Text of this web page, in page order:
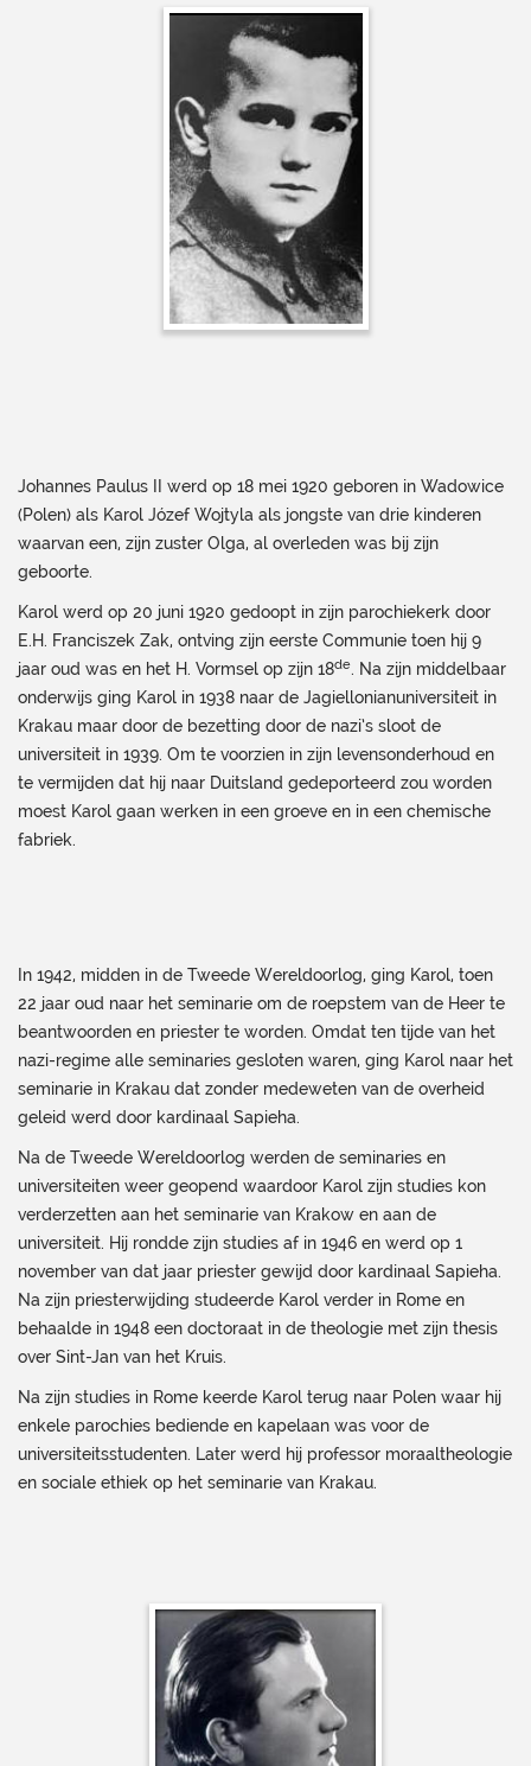
Johannes Paulus II werd op 18 mei 1920 geboren in Wadowice
(Polen) als Karol Józef Wojtyla als jongste van drie kinderen
waarvan een, zijn zuster Olga, al overleden was bij zijn
geboorte.
Karol werd op 20 juni 1920 gedoopt in zijn parochiekerk door
E.H. Franciszek Zak, ontving zijn eerste Communie toen hij 9
jaar oud was en het H. Vormsel op zijn 18de. Na zijn middelbaar
onderwijs ging Karol in 1938 naar de Jagiellonianuniversiteit in
Krakau maar door de bezetting door de nazi’s sloot de
universiteit in 1939. Om te voorzien in zijn levensonderhoud en
te vermijden dat hij naar Duitsland gedeporteerd zou worden
moest Karol gaan werken in een groeve en in een chemische
fabriek.
In 1942, midden in de Tweede Wereldoorlog, ging Karol, toen
22 jaar oud naar het seminarie om de roepstem van de Heer te
beantwoorden en priester te worden. Omdat ten tijde van het
nazi-regime alle seminaries gesloten waren, ging Karol naar het
seminarie in Krakau dat zonder medeweten van de overheid
geleid werd door kardinaal Sapieha.
Na de Tweede Wereldoorlog werden de seminaries en
universiteiten weer geopend waardoor Karol zijn studies kon
verderzetten aan het seminarie van Krakow en aan de
universiteit. Hij rondde zijn studies af in 1946 en werd op 1
november van dat jaar priester gewijd door kardinaal Sapieha.
Na zijn priesterwijding studeerde Karol verder in Rome en
behaalde in 1948 een doctoraat in de theologie met zijn thesis
over Sint-Jan van het Kruis.
Na zijn studies in Rome keerde Karol terug naar Polen waar hij
enkele parochies bediende en kapelaan was voor de
universiteitsstudenten. Later werd hij professor moraaltheologie
en sociale ethiek op het seminarie van Krakau.